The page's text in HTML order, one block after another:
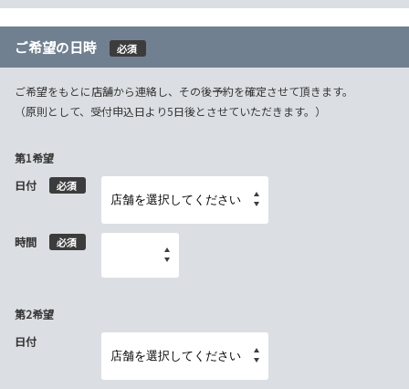
ご希望の日時 必須
ご希望をもとに店舗から連絡し、その後予約を確定させて頂きます。
（原則として、受付申込日より5日後とさせていただきます。）
第1希望
日付
必須
時間 必須
第2希望
日付